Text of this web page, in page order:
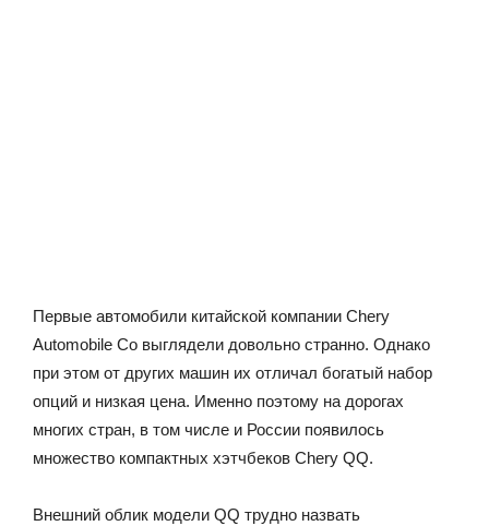
Первые автомобили китайской компании Chery
Automobile Co выглядели довольно странно. Однако
при этом от других машин их отличал богатый набор
опций и низкая цена. Именно поэтому на дорогах
многих стран, в том числе и России появилось
множество компактных хэтчбеков Chery QQ.
Внешний облик модели QQ трудно назвать